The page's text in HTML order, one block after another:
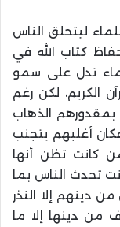
ليتحلق الناس
كتاب الله في
تدل على سمو
الكريم، لكن رغم
بمقدورهم الذهاب
أغلبهم يتجنب
كانت تظن أنها
تحدث الناس بما
دينهم إلا النذر
من دينها إلا ما